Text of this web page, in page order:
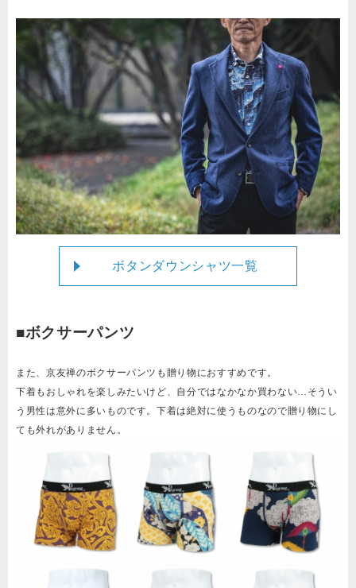
ボタンダウンシャツ一覧
■ボクサーパンツ
また、京友禅のボクサーパンツも贈り物におすすめです。
下着もおしゃれを楽しみたいけど、自分ではなかなか買わない…そうい
う男性は意外に多いものです。下着は絶対に使うものなので贈り物にし
ても外れがありません。